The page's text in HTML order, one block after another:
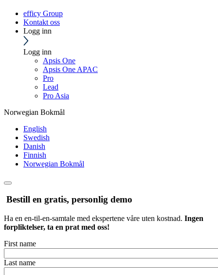
efficy Group
Kontakt oss
Logg inn
Logg inn
Apsis One
Apsis One APAC
Pro
Lead
Pro Asia
Norwegian Bokmål
English
Swedish
Danish
Finnish
Norwegian Bokmål
Bestill en gratis, personlig demo
Ha en en-til-en-samtale med ekspertene våre uten kostnad. Ingen
forpliktelser, ta en prat med oss!
First name
Last name